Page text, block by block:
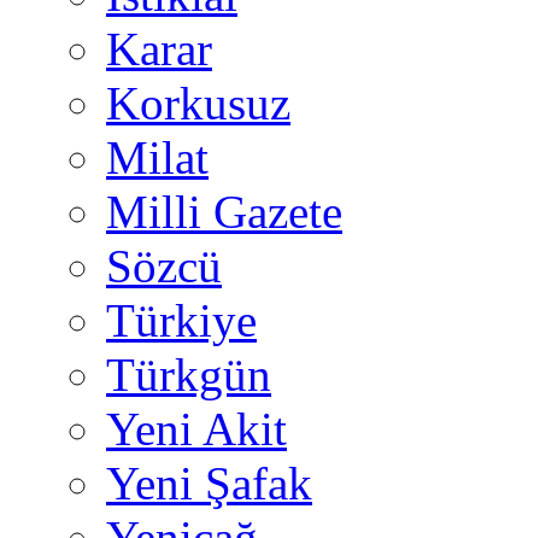
Karar
Korkusuz
Milat
Milli Gazete
Sözcü
Türkiye
Türkgün
Yeni Akit
Yeni Şafak